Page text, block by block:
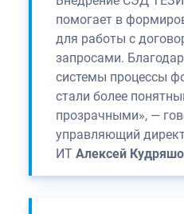
помогает в
для работы с
запросами.
системы процессы
стали более
прозрачными», —
управляющий
ИТ Алексей